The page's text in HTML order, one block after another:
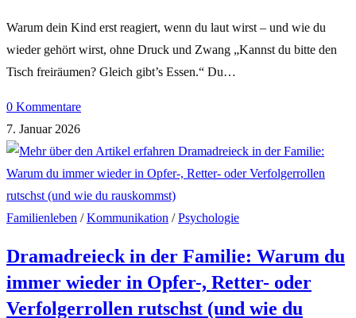
Warum dein Kind erst reagiert, wenn du laut wirst – und wie du
wieder gehört wirst, ohne Druck und Zwang „Kannst du bitte den
Tisch freiräumen? Gleich gibt’s Essen.“ Du…
0 Kommentare
7. Januar 2026
Familienleben /Kommunikation /Psychologie
Dramadreieck in der Familie: Warum du
immer wieder in Opfer-, Retter- oder
Verfolgerrollen rutschst (und wie du